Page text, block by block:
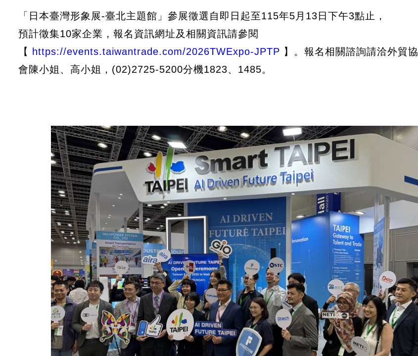
「日本臺灣形象展-臺北主題館」參展徵選自即日起至115年5月13日下午3點止，
預計徵集10家企業，報名資訊網址及相關資訊請參閱
【
https://events.taiwantrade.com/2026TWExpo-JPTP 】。報名相關諮詢請洽外貿協
會陳小姐、高小姐，(02)2725-5200分機1823、1485。